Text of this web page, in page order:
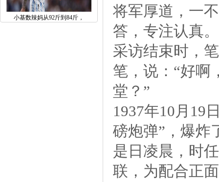
小基数辣妈从92斤到84斤，
将军厚道，一
答，专注认真。
采访结束时，
笔，说：“好啊
堂？”
1937年10月19
磅炮弹”，爆炸
是日凌晨，时
联，为配合正